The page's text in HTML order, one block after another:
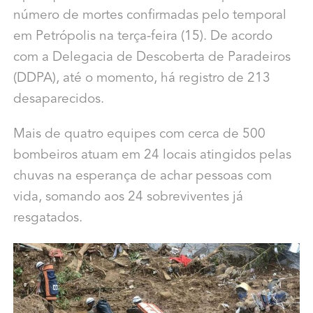
número de mortes confirmadas pelo temporal
em Petrópolis na terça-feira (15). De acordo
com a Delegacia de Descoberta de Paradeiros
(DDPA), até o momento, há registro de 213
desaparecidos.
Mais de quatro equipes com cerca de 500
bombeiros atuam em 24 locais atingidos pelas
chuvas na esperança de achar pessoas com
vida, somando aos 24 sobreviventes já
resgatados.